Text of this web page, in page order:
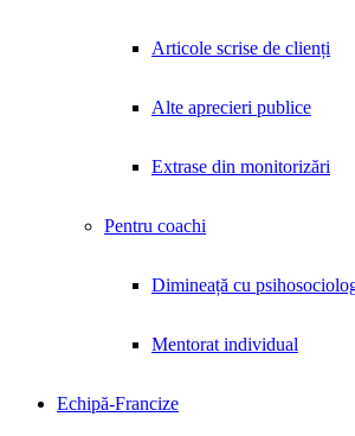
Articole scrise de clienți
Alte aprecieri publice
Extrase din monitorizări
Pentru coachi
Dimineață cu
Mentorat individual
Echipă-Francize